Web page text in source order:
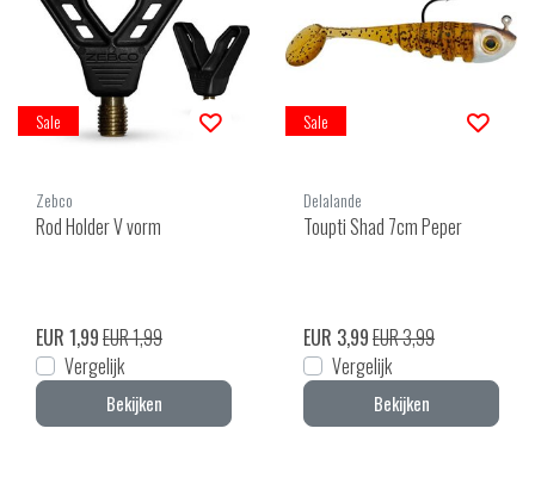
Sale
Zebco
Rod Holder V vorm
EUR 1,99EUR 1,99
Vergelijk
Bekijken
Sale
Delalande
Toupti Shad 7cm Peper
EUR 3,99EUR 3,99
Vergelijk
Bekijken